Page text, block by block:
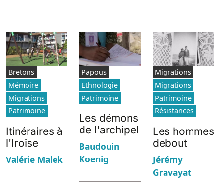
Bretons
Mémoire
Migrations
Patrimoine
Itinéraires à
l'Iroise
Valérie Malek
Papous
Ethnologie
Patrimoine
Les démons
de l'archipel
Baudouin
Koenig
Migrations
Migrations
Patrimoine
Résistances
Les hommes
debout
Jérémy
Gravayat